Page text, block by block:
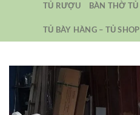
TỦ RƯỢU BÀN THỜ
TỦ BÀY HÀNG – TỦ SHOP